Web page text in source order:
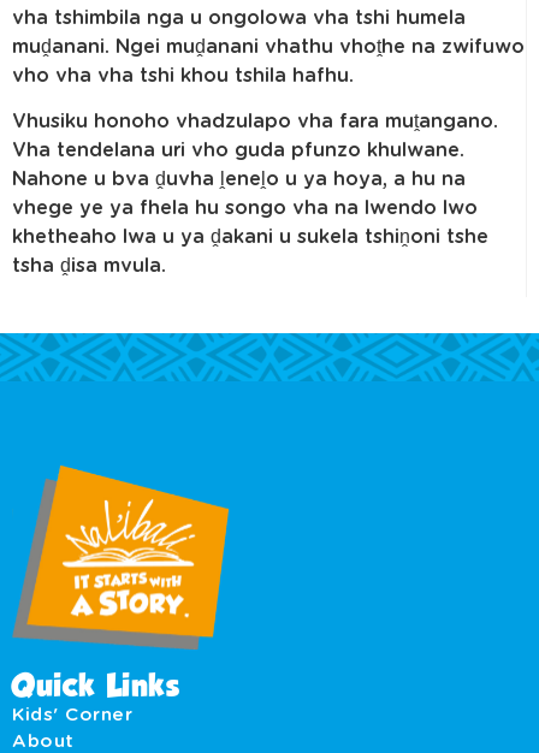
vha tshimbila nga u ongolowa vha tshi humela
muḓanani. Ngei muḓanani vhathu vhoṱhe na zwifuwo
vho vha vha tshi khou tshila hafhu.
Vhusiku honoho vhadzulapo vha fara muṱangano.
Vha tendelana uri vho guda pfunzo khulwane.
Nahone u bva ḓuvha ḽeneḽo u ya hoya, a hu na
vhege ye ya fhela hu songo vha na lwendo lwo
khetheaho lwa u ya ḓakani u sukela tshiṋoni tshe
tsha ḓisa mvula.
Quick Links
Kids' Corner
About